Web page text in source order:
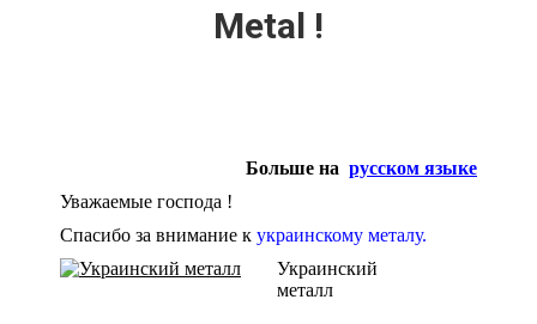
Metal !
Больше на русском языке
Уважаемые господа !
Спасибо за внимание к украинскому металу.
Украинский
металл